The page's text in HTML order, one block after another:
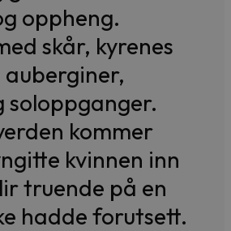
oppheng.
skår, kyrenes
auberginer,
soloppganger.
kommer
kvinnen inn
truende på en
hadde forutsett.